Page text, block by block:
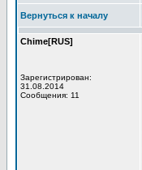
Вернуться к началу
Chime[RUS]
Зарегистрирован:
31.08.2014
Сообщения: 11